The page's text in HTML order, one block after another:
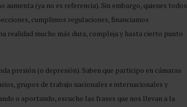
(ya no es referencia). Sin embargo, quienes todos
cumplimos regulaciones, financiamos
realidad mucho más dura, compleja y hasta cierto punto
presión (o depresión). Saben que participo en cámaras
grupos de trabajo nacionales e internacionales y
o aportando, escucho las frases que nos llevan a la